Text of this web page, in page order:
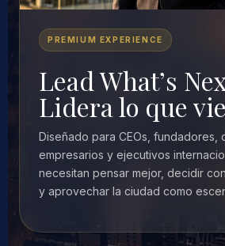
PREMIUM EXPERIENCE
Lead What’s
Lidera lo que
Diseñado para CEOs, fundadores,
empresarios y ejecutivos
necesitan pensar mejor, decidir
y aprovechar la ciudad como